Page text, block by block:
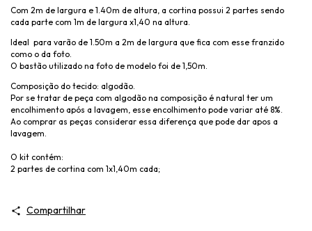
Com 2m de largura e 1.40m de altura, a cortina possui 2 partes sendo
cada parte com 1m de largura x1,40 na altura.
Ideal para varão de 1.50m a 2m de largura que fica com esse franzido
como o da foto.
O bastão utilizado na foto de modelo foi de 1,50m.
Composição do tecido: algodão.
Por se tratar de peça com algodão na composição é natural ter um
encolhimento após a lavagem, esse encolhimento pode variar até 8%.
Ao comprar as peças considerar essa diferença que pode dar apos a
lavagem.
O kit contém:
2 partes de cortina com 1x1,40m cada;
Compartilhar